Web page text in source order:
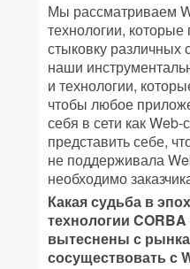
Мы рассматриваем
технологии,
стыковку
наши
и технологии,
чтобы любое
себя в сети как
представить себе,
не поддерживала
необходимо
Какая судьба в
технологии
вытеснены с
сосуществовать с